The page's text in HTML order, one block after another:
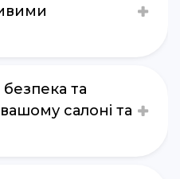
та
салоні та